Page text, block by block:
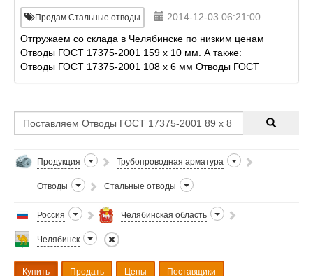
Продам Стальные отводы
2014-12-03 06:21:00
Отгружаем со склада в Челябинске по низким ценам
Отводы ГОСТ 17375-2001 159 х 10 мм. А также:
Отводы ГОСТ 17375-2001 108 х 6 мм Отводы ГОСТ
17375-2001 57 х 8 мм Отводы ГОСТ 30753-2001 530
Продукция Трубопроводная арматура
Отводы Стальные отводы
Россия Челябинская область
Челябинск
Купить Продать Цены Поставщики